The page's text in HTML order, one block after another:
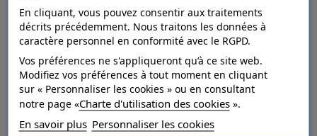
Entretien lessivable à la brosse.
Résistance à
la lumière
bonne.
Pose Collage sur le mur.
Style Végétal.
Catégorie Dessin,Grand motif.
En cliquant, vous pouvez consentir aux traitements
décrits précédemment. Nous traitons les données à
caractère personnel en conformité avec le RGPD.
Vos préférences ne s'appliqueront qu’à ce site web.
Modifiez vos préférences à tout moment en cliquant
sur « Personnaliser les cookies » ou en consultant
notre page «Charte d'utilisation des cookies».
En savoir plus Personnaliser les cookies